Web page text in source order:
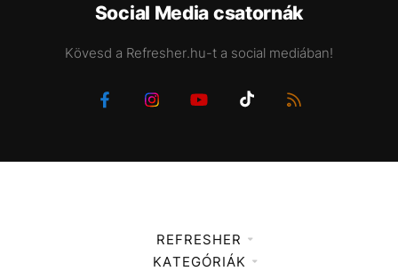
Social Media csatornák
Kövesd a Refresher.hu-t a social mediában!
REFRESHER
Médiaajánlat
KATEGÓRIÁK